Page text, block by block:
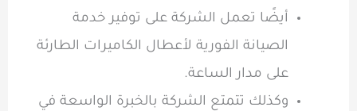
أيضًا تعمل الشركة على توفير خدمة
الصيانة الفورية لأعطال الكاميرات الطارئة
على مدار الساعة.
وكذلك تتمتع الشركة بالخبرة الواسعة في